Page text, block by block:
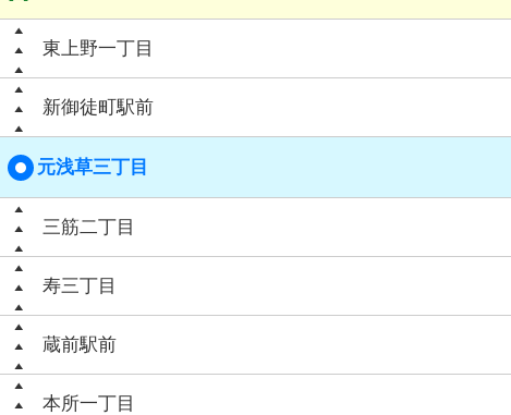
東上野一丁目
新御徒町駅前
元浅草三丁目
三筋二丁目
寿三丁目
蔵前駅前
本所一丁目